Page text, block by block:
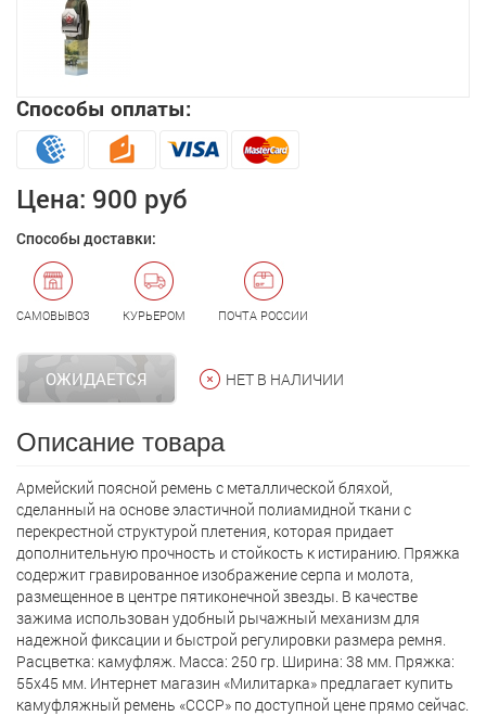
Способы оплаты:
Цена: 900 руб
Способы доставки:
САМОВЫВОЗ КУРЬЕРОМ ПОЧТА РОССИИ
ОЖИДАЕТСЯ НЕТ В НАЛИЧИИ
Описание товара
Армейский поясной ремень с металлической бляхой,
сделанный на основе эластичной полиамидной ткани с
перекрестной структурой плетения, которая придает
дополнительную прочность и стойкость к истиранию. Пряжка
содержит гравированное изображение серпа и молота,
размещенное в центре пятиконечной звезды. В качестве
зажима использован удобный рычажный механизм для
надежной фиксации и быстрой регулировки размера ремня.
Расцветка: камуфляж. Масса: 250 гр. Ширина: 38 мм. Пряжка:
55x45 мм. Интернет магазин «Милитарка» предлагает кyпить
камуфляжный ремень «СССР» по доступной цене прямо сейчас.